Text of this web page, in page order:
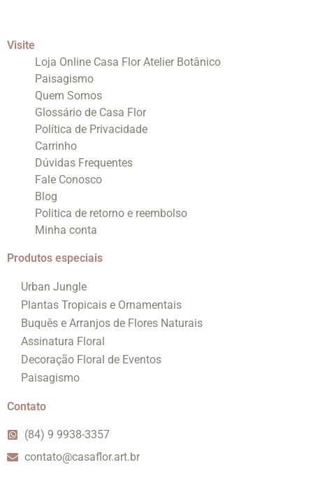
Visite
Loja Online Casa Flor Atelier Botânico
Paisagismo
Quem Somos
Glossário de Casa Flor
Política de Privacidade
Carrinho
Dúvidas Frequentes
Fale Conosco
Blog
Politica de retorno e reembolso
Minha conta
Produtos especiais
Urban Jungle
Plantas Tropicais e Ornamentais
Buquês e Arranjos de Flores Naturais
Assinatura Floral
Decoração Floral de Eventos
Paisagismo
Contato
(84) 9 9938-3357
contato@casaflor.art.br